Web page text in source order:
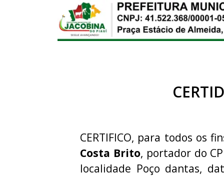
CERTIFICO, para todos os
Costa Brito, portador do
localidade Poço dantas,